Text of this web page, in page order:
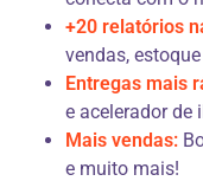
+20 relatórios
vendas,
Entregas mais
e acelerador de
Mais vendas:
e muito mais!